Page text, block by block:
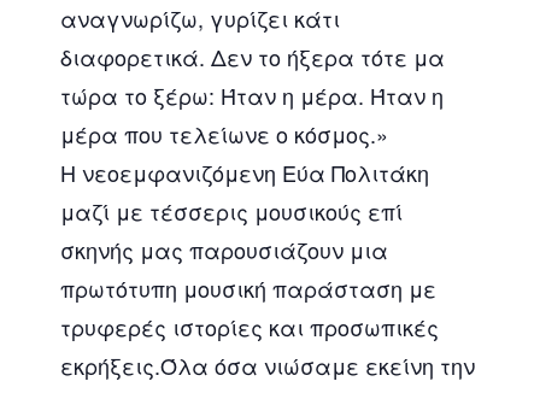
αναγνωρίζω, γυρίζει κάτι
διαφορετικά. Δεν το ήξερα τότε μα
τώρα το ξέρω: Ήταν η μέρα. Ήταν η
μέρα που τελείωνε ο κόσμος.»
Η νεοεμφανιζόμενη Εύα Πολιτάκη
μαζί με τέσσερις μουσικούς επί
σκηνής μας παρουσιάζουν μια
πρωτότυπη μουσική παράσταση με
τρυφερές ιστορίες και προσωπικές
εκρήξεις.Όλα όσα νιώσαμε εκείνη την